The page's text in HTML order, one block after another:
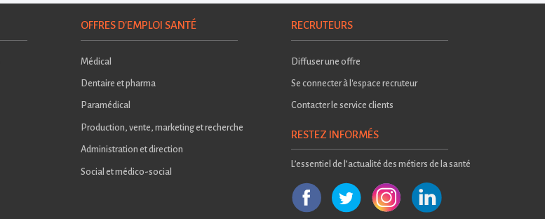
OFFRES D'EMPLOI SANTÉ
Médical
Dentaire et pharma
Paramédical
Production, vente, marketing et recherche
Administration et direction
Social et médico-social
RECRUTEURS
Diffuser une offre
Se connecter à l'espace recruteur
Contacter le service clients
RESTEZ INFORMÉS
L’essentiel de l’actualité des métiers de la santé